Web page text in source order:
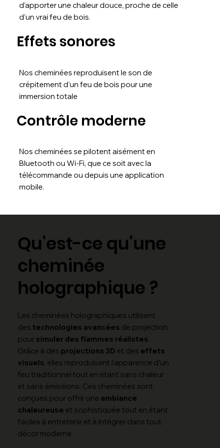
d’apporter une chaleur douce, proche de celle
d’un vrai feu de bois.
Nos cheminées reproduisent le son de
crépitement d'un feu de bois pour une
immersion totale
Effets sonores
Nos cheminées se pilotent aisément en
Bluetooth ou Wi-Fi, que ce soit avec la
télécommande ou depuis une application
mobile.
Contrôle moderne
Qu'est-ce qu'une
cheminée
holographique ?
Les cheminées holographiques utilisent
des technologies avancées de projection
pour simuler des flammes réalistes.
Grâce à des projections 3D et des effets
visuels, elles reproduisent l'apparence d'un
feu traditionnel tout en étant sans chaleur
et sans émissions. Ces cheminées sont
conçues pour offrir une ambiance
chaleureuse et sophistiquée tout en étant
faciles à entretenir et à intégrer dans tout
décor moderne.